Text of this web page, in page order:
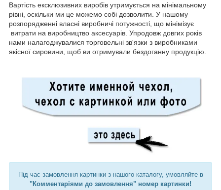
Вартість ексклюзивних виробів утримується на мінімальному
рівні, оскільки ми це можемо собі дозволити. У нашому
розпорядженні власні виробничі потужності, що мінімізує
витрати на виробництво аксесуарів. Упродовж довгих років
нами налагоджувалися торговельні зв'язки з виробниками
якісної сировини, щоб ви отримували бездоганну продукцію.
Під час замовлення картинки з нашого каталогу, умовляйте в
"Комментаріями до замовлення" номер картинки!